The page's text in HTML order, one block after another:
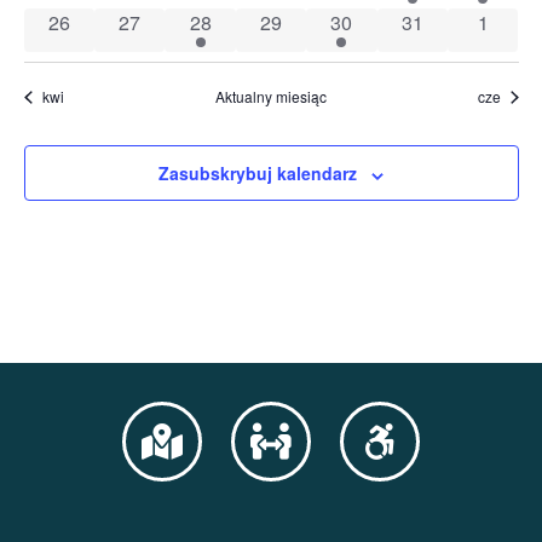
0 wydarzenia
26 0 wydarzenia
27 1 wydarzenie
28 0 wydarzenia
29 1 wydarzenie
30 0 wydarzenia
31 0
1
kwi Aktualny miesiąc cze
Zasubskrybuj kalendarz